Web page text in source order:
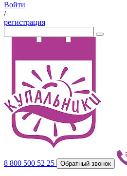
Войти
/
регистрация
8 800 500 52 25 Обратный звонок